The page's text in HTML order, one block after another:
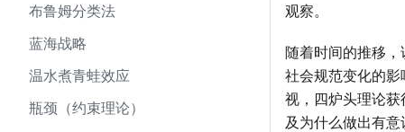
布鲁姆分类法
蓝海战略
温水煮青蛙效应
瓶颈（约束理论）
观察。
随着时间的推移
社会规范变化的
视，四炉头理论
及为什么做出有